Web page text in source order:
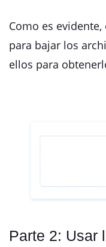
Como es
para bajar los
ellos para
Parte 2: Usar